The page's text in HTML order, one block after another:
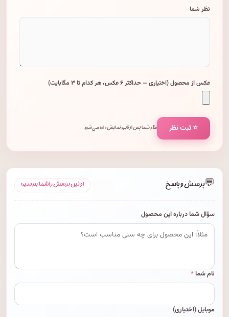
نظر شما
عکس از محصول (اختیاری — حداکثر ۶ عکس، هر کدام تا ۳ مگابایت)
⭐ ثبت نظر نظر شما پس از تأیید نمایش داده می‌شود.
💬پرسش و پاسخ اولین پرسش را شما بپرسید!
سؤال شما درباره این محصول
نام شما*
موبایل (اختیاری)